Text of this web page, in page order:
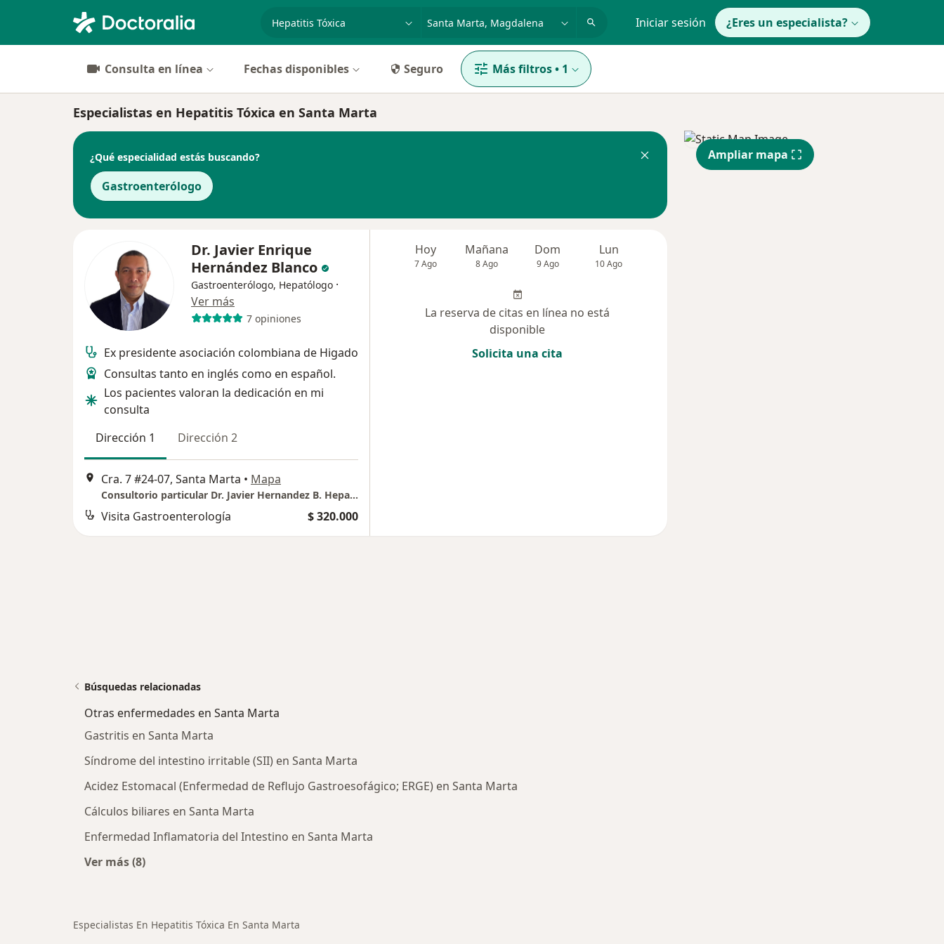
especialidad, enfermedad o nombre Iniciar sesión ¿Eres un especialista?
Consulta en línea Fechas disponibles Seguro Más filtros• 1
Especialistas en Hepatitis Tóxica en Santa Marta
¿Qué especialidad estás buscando?
Gastroenterólogo
Dr. Javier Enrique
Hernández Blanco
Gastroenterólogo, Hepatólogo ·
Ver más
7 opiniones
Ex presidente asociación colombiana de Higado
Consultas tanto en inglés como en español.
Los pacientes valoran la dedicación en mi
consulta
Dirección 1
Dirección 2
Cra. 7 #24-07, Santa Marta • Mapa
Consultorio particular Dr. Javier Hernandez B. Hepatólogo - Gastroenterólogo
Visita Gastroenterología $ 320.000
Hoy
7 Ago
Mañana
8 Ago
Dom
9 Ago
Lun
10 Ago
La reserva de citas en línea no está
disponible
Solicita una cita
Ampliar mapa
Búsquedas relacionadas
Otras enfermedades en Santa Marta
Gastritis en Santa Marta
Síndrome del intestino irritable (SII) en Santa Marta
Acidez Estomacal (Enfermedad de Reflujo Gastroesofágico; ERGE) en Santa Marta
Cálculos biliares en Santa Marta
Enfermedad Inflamatoria del Intestino en Santa Marta
Ver más (8)
Especialistas En Hepatitis Tóxica En Santa Marta